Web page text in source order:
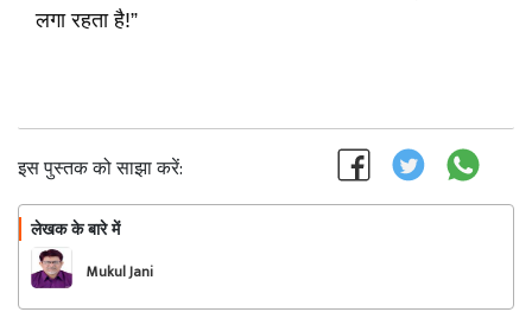
लगा रहता है!”
इस पुस्तक को साझा करें:
लेखक के बारे में
Mukul Jani